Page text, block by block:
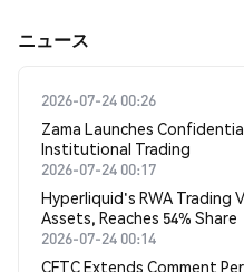
​​ニュース​​
2026-07-24 00:26
Zama Launches
Institutional Trading
2026-07-24 00:17
Hyperliquid's RWA Trading
Assets, Reaches 54% Share
2026-07-24 00:14
CFTC Extends Comment